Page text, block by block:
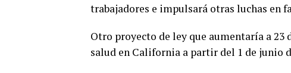
trabajadores e impulsará otras luchas en
Otro proyecto de ley que aumentaría a
salud en California a partir del 1 de junio